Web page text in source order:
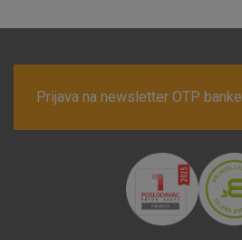
Prijava na newsletter OTP banke